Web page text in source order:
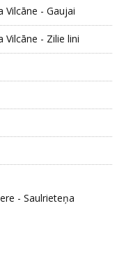
Vilcāne - Gaujai
- Zilie lini
- Saulrieteņa